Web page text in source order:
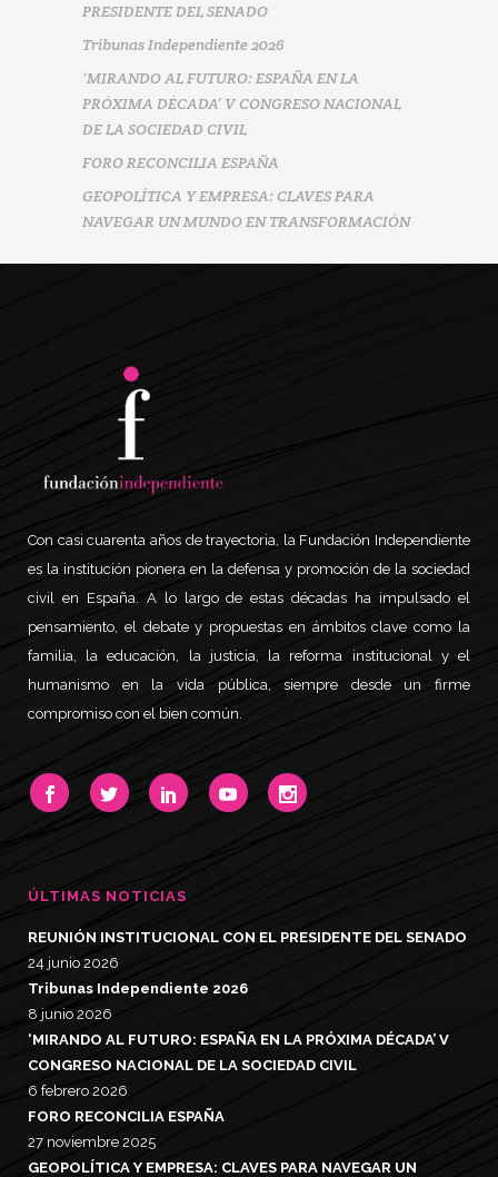
PRESIDENTE DEL SENADO
Tribunas Independiente 2026
‘MIRANDO AL FUTURO: ESPAÑA EN LA
PRÓXIMA DÉCADA’ V CONGRESO NACIONAL
DE LA SOCIEDAD CIVIL
FORO RECONCILIA ESPAÑA
GEOPOLÍTICA Y EMPRESA: CLAVES PARA
NAVEGAR UN MUNDO EN TRANSFORMACIÓN
Con casi cuarenta años de trayectoria, la Fundación Independiente
es la institución pionera en la defensa y promoción de la sociedad
civil en España. A lo largo de estas décadas ha impulsado el
pensamiento, el debate y propuestas en ámbitos clave como la
familia, la educación, la justicia, la reforma institucional y el
humanismo en la vida pública, siempre desde un firme
compromiso con el bien común.
ÚLTIMAS NOTICIAS
REUNIÓN INSTITUCIONAL CON EL PRESIDENTE DEL SENADO
24 junio 2026
Tribunas Independiente 2026
8 junio 2026
‘MIRANDO AL FUTURO: ESPAÑA EN LA PRÓXIMA DÉCADA’ V
CONGRESO NACIONAL DE LA SOCIEDAD CIVIL
6 febrero 2026
FORO RECONCILIA ESPAÑA
27 noviembre 2025
GEOPOLÍTICA Y EMPRESA: CLAVES PARA NAVEGAR UN